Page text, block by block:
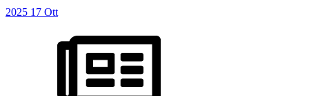
2025 17 Ott